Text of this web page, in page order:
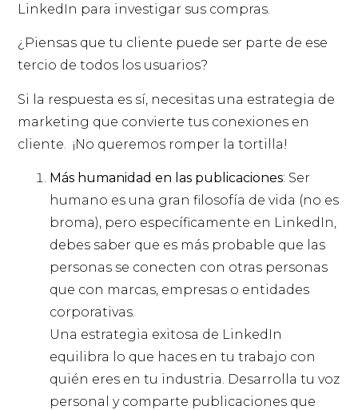
LinkedIn para investigar sus compras.
¿Piensas que tu cliente puede ser parte de ese
tercio de todos los usuarios?
Si la respuesta es sí, necesitas una estrategia de
marketing que convierte tus conexiones en
cliente. ¡No queremos romper la tortilla!
Más humanidad en las publicaciones: Ser
humano es una gran filosofía de vida (no es
broma), pero específicamente en LinkedIn,
debes saber que es más probable que las
personas se conecten con otras personas
que con marcas, empresas o entidades
corporativas.
Una estrategia exitosa de LinkedIn
equilibra lo que haces en tu trabajo con
quién eres en tu industria. Desarrolla tu voz
personal y comparte publicaciones que